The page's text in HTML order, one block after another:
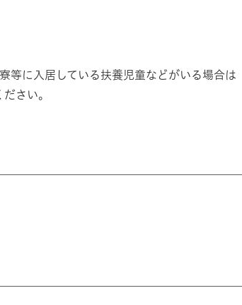
に入居している扶養児童などがいる場合は
さい。